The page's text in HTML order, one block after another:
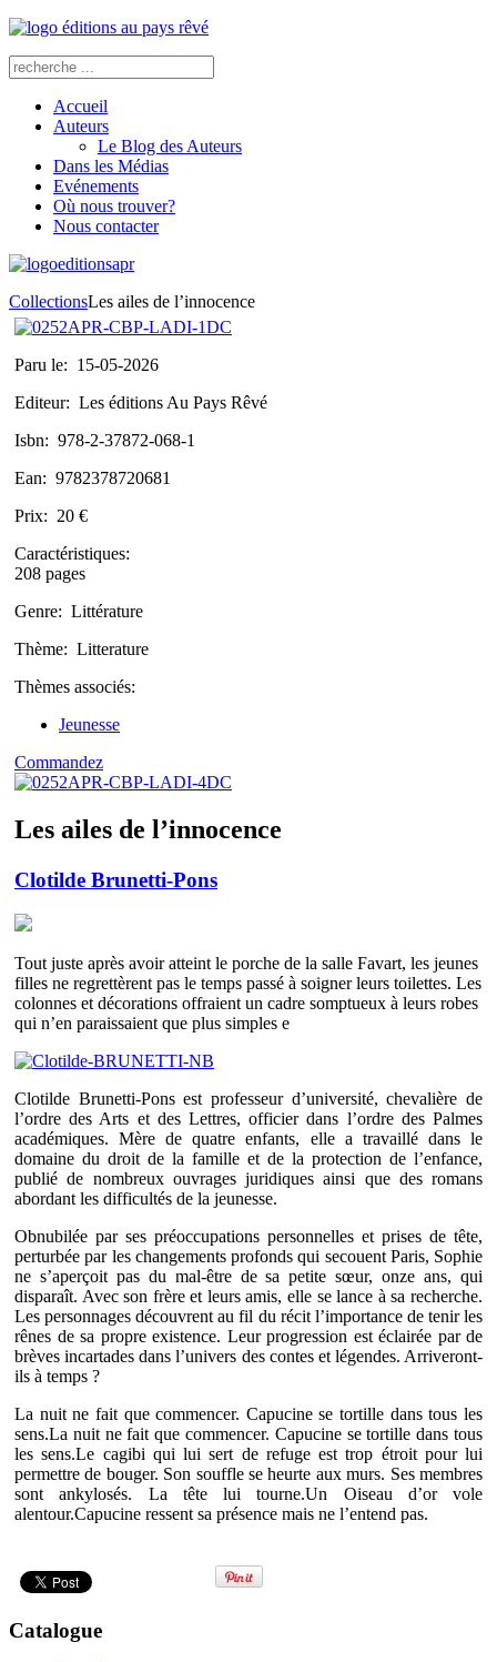
Accueil
Auteurs
Le Blog des Auteurs
Dans les Médias
Evénements
Où nous trouver?
Nous contacter
CollectionsLes ailes de l’innocence
Paru le: 15-05-2026
Editeur: Les éditions Au Pays Rêvé
Isbn: 978-2-37872-068-1
Ean: 9782378720681
Prix: 20 €
Caractéristiques:
208 pages
Genre: Littérature
Thème: Litterature
Thèmes associés:
Jeunesse
Commandez
Les ailes de l’innocence
Clotilde Brunetti-Pons
Tout juste après avoir atteint le porche de la salle Favart, les jeunes
filles ne regrettèrent pas le temps passé à soigner leurs toilettes. Les
colonnes et décorations offraient un cadre somptueux à leurs robes
qui n’en paraissaient que plus simples e
Clotilde Brunetti-Pons est professeur d’université, chevalière de
l’ordre des Arts et des Lettres, officier dans l’ordre des Palmes
académiques. Mère de quatre enfants, elle a travaillé dans le
domaine du droit de la famille et de la protection de l’enfance,
publié de nombreux ouvrages juridiques ainsi que des romans
abordant les difficultés de la jeunesse.
Obnubilée par ses préoccupations personnelles et prises de tête,
perturbée par les changements profonds qui secouent Paris, Sophie
ne s’aperçoit pas du mal-être de sa petite sœur, onze ans, qui
disparaît. Avec son frère et leurs amis, elle se lance à sa recherche.
Les personnages découvrent au fil du récit l’importance de tenir les
rênes de sa propre existence. Leur progression est éclairée par de
brèves incartades dans l’univers des contes et légendes. Arriveront-
ils à temps ?
La nuit ne fait que commencer. Capucine se tortille dans tous les
sens.La nuit ne fait que commencer. Capucine se tortille dans tous
les sens.Le cagibi qui lui sert de refuge est trop étroit pour lui
permettre de bouger. Son souffle se heurte aux murs. Ses membres
sont ankylosés. La tête lui tourne.Un Oiseau d’or vole
alentour.Capucine ressent sa présence mais ne l’entend pas.
Catalogue